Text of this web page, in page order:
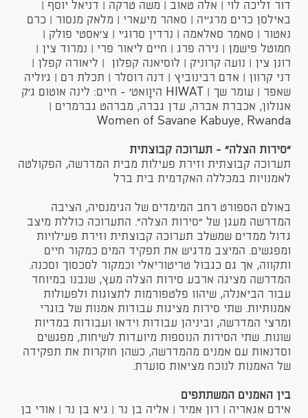
דור זליכה לוי | אלה טאוב | משה טרקה | דניאל יוסף |
באילסן כרים מרג'יה | סאהר מיעארי | מלאק מנסור | כרם
נאטור | סאמר סאלאמה | נרדין סרוג'י | צ'אסטי פולק |
חמוטל פישמן | נירה פרג | חיים ליאור פרי | נמרוד צין |
רונן צין | נועה קרוניק | לוסיאנה קפלון | ליאורה קפלן |
דני קרוון | אדם רבינוביץ | דנה רוסלר | תכלת רם | ג'וליה
שאפר | עומר שך | HIWAT היוָואט׳ - חיים: לינה אוטום ג׳ק
אגולון, אכברת אברה, עדן גברה, מברהט גברמרים |
Women of Savane Kabuye, Rwanda
​"סירות הצלה" - תערוכה קבוצתית
תערוכה קבוצתית וזירת פעילות מבית המדרשה, הפקולטה
לאמנויות במכללה האקדמית בית ברל
באולם הספורט רחב המימדים של הגימנסיה, הציבה
המדרשה מעגן של "סירות הצלה". התערוכה כוללת מיצב
גדול ממדים שמשלב תערוכה קבוצתית וזירת פעילויות
ומפגשים. המיצב מדגיש את תפקיד המים כמקור חיים
ותקווה, אך גם כגבול טריטוריאלי וכמקור לסכסוך וסכנה.
המדרשה מציגה ארבע סירות הצלה מעץ, שנבנו במיוחד
עבור הביאנלה, שיהוו פלטפורמות לתצוגות ולפעולות
אמנותיות. שתי סירות מציגות עבודות אמנות של בוגרי
ומרצי המדרשה, וביניהן עבודות וידאו ועבודות במדיות
שונות. שתי הסירות הנוספות מיועדות לשיחות, מפגשים
וסדנאות עם אמנים מהמדרשה, כשהן חוקרות את תפקידה
של האמנות לנוכח מציאות סוערת.
בין האמנים המשתתפים
אירם אגאריה | רון אמיר | אליה בן נר | גיא בן נר | אורי בן